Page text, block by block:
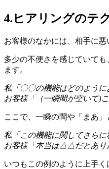
4.ヒアリングのテ
お客様のなかには、相手に悪
多少の不便さを感じていて
ます。
私「〇〇の機能はどのように
お客様「（一瞬間が空いて)
ここで、一瞬の間や「まあ
私「この機能に関してさらに
お客様「本当は△△だとあり
いつもこの例のように上手